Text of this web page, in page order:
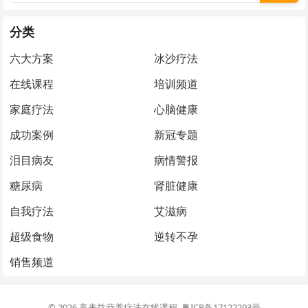
分类
六大方案
冰沙疗法
在线课程
培训频道
家庭疗法
心脑健康
成功案例
新冠专题
泪目病友
病情警报
糖尿病
肾脏健康
自我疗法
艾滋病
超级食物
逆转不孕
销售频道